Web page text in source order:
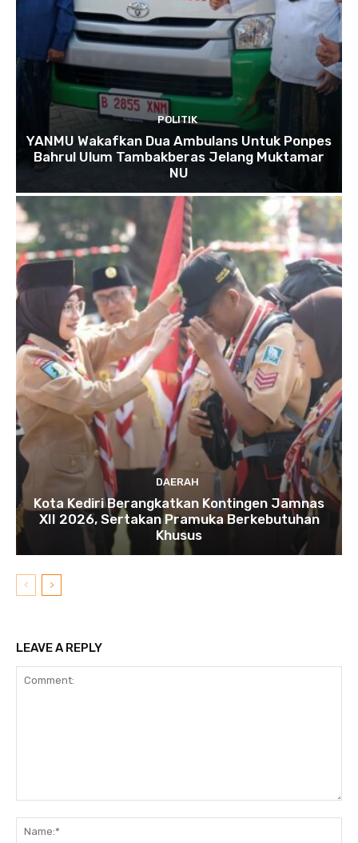
POLITIK
YANMU Wakafkan Dua Ambulans Untuk Ponpes
Bahrul Ulum Tambakberas Jelang Muktamar
NU
DAERAH
Kota Kediri Berangkatkan Kontingen Jamnas
XII 2026, Sertakan Pramuka Berkebutuhan
Khusus
LEAVE A REPLY